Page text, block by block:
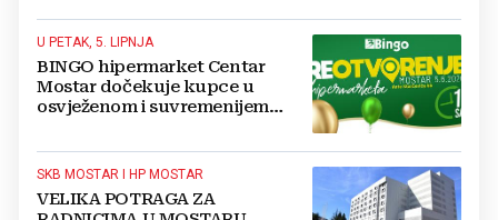
U PETAK, 5. LIPNJA
BINGO hipermarket Centar
Mostar dočekuje kupce u
osvježenom i suvremenijem
SKB MOSTAR I HP MOSTAR
VELIKA POTRAGA ZA